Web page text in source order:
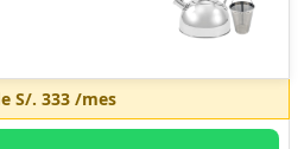
S/. 333/mes